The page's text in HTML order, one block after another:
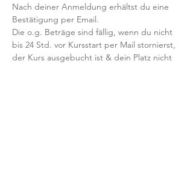
Nach deiner Anmeldung erhältst du eine
Bestätigung per Email.
Die o.g. Beträge sind fällig, wenn du nicht
bis 24 Std. vor Kursstart per Mail stornierst,
der Kurs ausgebucht ist & dein Platz nicht